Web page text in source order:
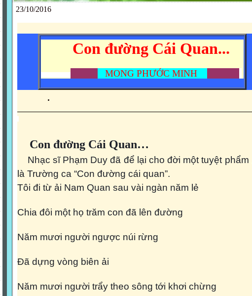
23/10/2016
Con đường Cái Quan...
MONG PHƯỚC MINH
Con đường Cái Quan…
Nhạc sĩ Phạm Duy đã để lại cho đời một tuyệt phẩm
là Trường ca “Con đường cái quan”.
Tôi đi từ ải Nam Quan sau vài ngàn năm lẻ
Chia đôi một họ trăm con đã lên đường
Năm mươi người ngược núi rừng
Ðã dựng vòng biên ải
Năm mươi người trẩy theo sông tới khơi chừng